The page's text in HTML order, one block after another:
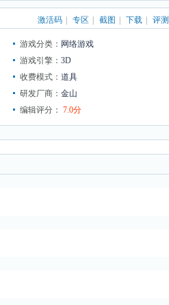
激活码 专区 截图 下载 评测
游戏分类： 网络游戏
游戏引擎： 3D
收费模式： 道具
研发厂商： 金山
编辑评分： 7.0分